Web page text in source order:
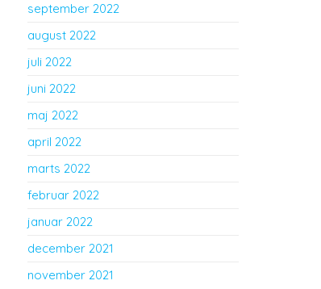
september 2022
august 2022
juli 2022
juni 2022
maj 2022
april 2022
marts 2022
februar 2022
januar 2022
december 2021
november 2021